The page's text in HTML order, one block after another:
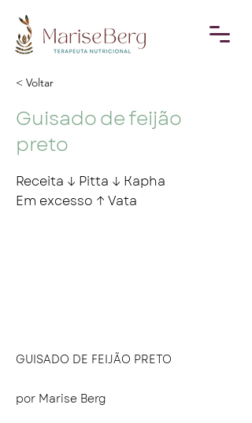
< Voltar
Guisado de feijão
preto
Receita ↓ Pitta ↓ Kapha
Em excesso ↑ Vata
GUISADO DE FEIJÃO PRETO
por Marise Berg